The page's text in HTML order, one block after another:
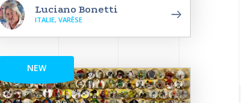
Luciano Bonetti
ITALIE, VARÈSE
NEW